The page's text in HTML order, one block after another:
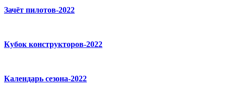
Зачёт пилотов-2022
Кубок конструкторов-2022
Календарь сезона-2022